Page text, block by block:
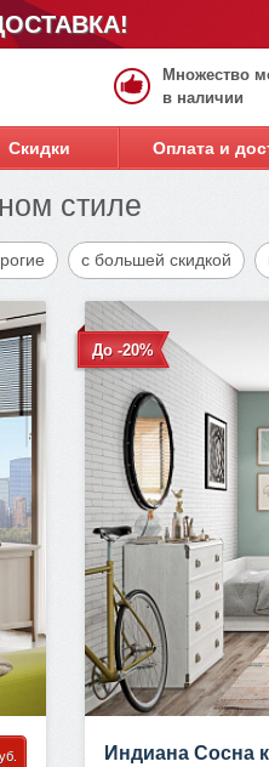
Множество
в наличии
Скидки Оплата и
стиле
с большей скидкой
До -20%
Индиана Сосна